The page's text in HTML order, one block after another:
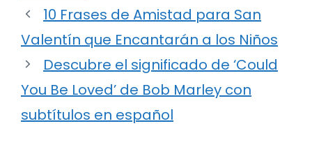
10 Frases de Amistad para San
Valentín que Encantarán a los Niños
Descubre el significado de ‘Could
You Be Loved’ de Bob Marley con
subtítulos en español